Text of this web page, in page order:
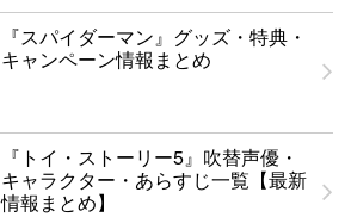
『スパイダーマン』グッズ・特典・
キャンペーン情報まとめ
『トイ・ストーリー5』吹替声優・
キャラクター・あらすじ一覧【最新
情報まとめ】